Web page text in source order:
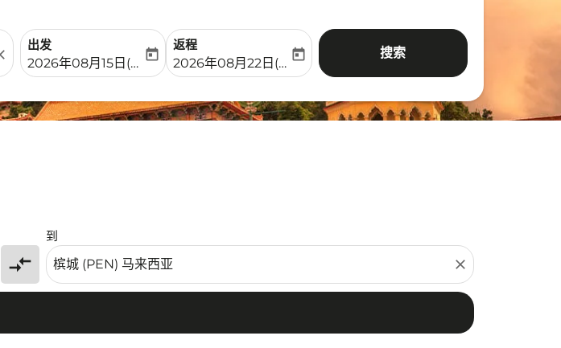
出发
fc-booking-departure-date-aria-label
2026年08月15日(周六)
today
返程
fc-booking-return-date-aria-label
2026年08月22日(周六)
today 搜索
compare_arrows
到
close